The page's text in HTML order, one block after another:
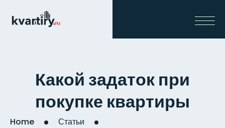
Какой задаток при
покупке квартиры
Home
Статьи